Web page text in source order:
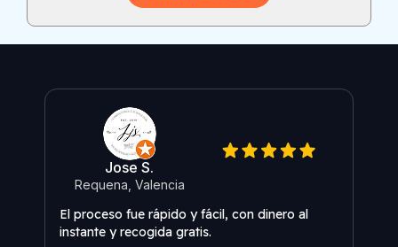
Jose S.
Requena, Valencia
El proceso fue rápido y fácil, con dinero al
instante y recogida gratis.